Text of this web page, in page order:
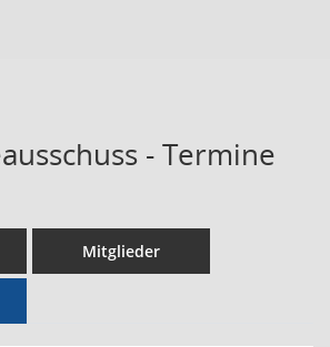
- Termine
Mitglieder